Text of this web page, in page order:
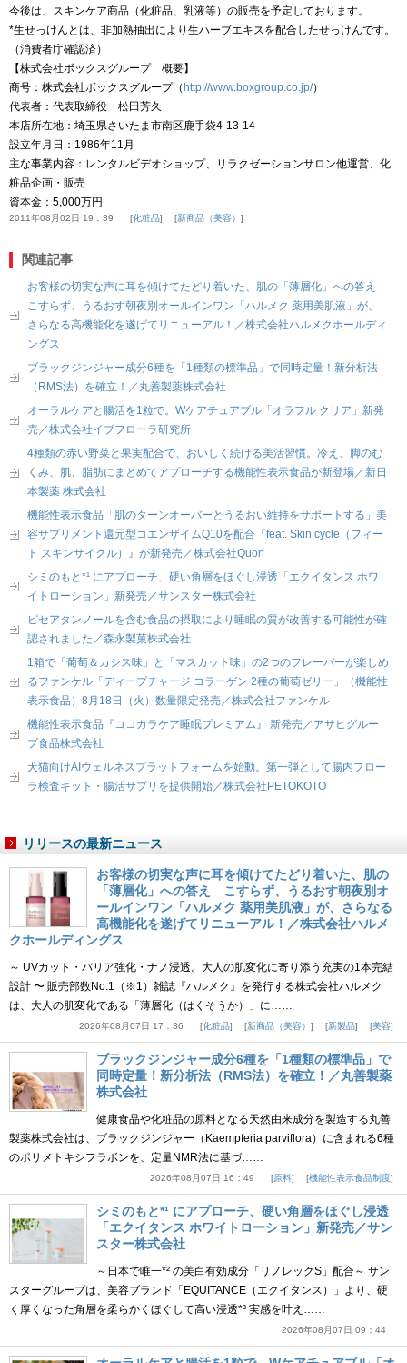
今後は、スキンケア商品（化粧品、乳液等）の販売を予定しております。
*生せっけんとは、非加熱抽出により生ハーブエキスを配合したせっけんです。
（消費者庁確認済）
【株式会社ボックスグループ 概要】
商号：株式会社ボックスグループ（ http://www.boxgroup.co.jp/）
代表者：代表取締役 松田芳久
本店所在地：埼玉県さいたま市南区鹿手袋4-13-14
設立年月日：1986年11月
主な事業内容：レンタルビデオショップ、リラクゼーションサロン他運営、化
粧品企画・販売
資本金：5,000万円
2011年08月02日 19：39 化粧品 新商品（美容）
関連記事
お客様の切実な声に耳を傾けてたどり着いた、肌の「薄層化」への答え
こすらず、うるおす朝夜別オールインワン「ハルメク 薬用美肌液」が、
さらなる高機能化を遂げてリニューアル！／株式会社ハルメクホールディ
ングス
ブラックジンジャー成分6種を「1種類の標準品」で同時定量！新分析法
（RMS法）を確立！／丸善製薬株式会社
オーラルケアと腸活を1粒で。Wケアチュアブル「オラフル クリア」新発
売／株式会社イブフローラ研究所
4種類の赤い野菜と果実配合で、おいしく続ける美活習慣。冷え、脚のむ
くみ、肌、脂肪にまとめてアプローチする機能性表示食品が新登場／新日
本製薬 株式会社
機能性表示食品「肌のターンオーバーとうるおい維持をサポートする」美
容サプリメント還元型コエンザイムQ10を配合『feat. Skin cycle（フィー
ト スキンサイクル）』が新発売／株式会社Quon
シミのもと*¹ にアプローチ、硬い角層をほぐし浸透「エクイタンス ホワ
イトローション」新発売／サンスター株式会社
ピセアタンノールを含む食品の摂取により睡眠の質が改善する可能性が確
認されました／森永製菓株式会社
1箱で「葡萄＆カシス味」と「マスカット味」の2つのフレーバーが楽しめ
るファンケル「ディープチャージ コラーゲン 2種の葡萄ゼリー」（機能性
表示食品）8月18日（火）数量限定発売／株式会社ファンケル
機能性表示食品『ココカラケア睡眠プレミアム』 新発売／アサヒグルー
プ食品株式会社
犬猫向けAIウェルネスプラットフォームを始動。第一弾として腸内フロー
ラ検査キット・腸活サプリを提供開始／株式会社PETOKOTO
リリースの最新ニュース
お客様の切実な声に耳を傾けてたどり着いた、肌の
「薄層化」への答え こすらず、うるおす朝夜別オ
ールインワン「ハルメク 薬用美肌液」が、さらなる
高機能化を遂げてリニューアル！／株式会社ハルメ
クホールディングス
～ UVカット・バリア強化・ナノ浸透。大人の肌変化に寄り添う充実の1本完結
設計 〜 販売部数No.1（※1）雑誌『ハルメク』を発行する株式会社ハルメク
は、大人の肌変化である「薄層化（はくそうか）」に……
2026年08月07日 17：36 化粧品 新商品（美容） 新製品 美容
ブラックジンジャー成分6種を「1種類の標準品」で
同時定量！新分析法（RMS法）を確立！／丸善製薬
株式会社
健康食品や化粧品の原料となる天然由来成分を製造する丸善
製薬株式会社は、ブラックジンジャー（Kaempferia parviflora）に含まれる6種
のポリメトキシフラボンを、定量NMR法に基づ……
2026年08月07日 16：49 原料 機能性表示食品制度
シミのもと*¹ にアプローチ、硬い角層をほぐし浸透
「エクイタンス ホワイトローション」新発売／サン
スター株式会社
～日本で唯一*² の美白有効成分「リノレックS」配合～ サン
スターグループは、美容ブランド「EQUITANCE（エクイタンス）」より、硬
く厚くなった角層を柔らかくほぐして高い浸透*³ 実感を叶え……
2026年08月07日 09：44